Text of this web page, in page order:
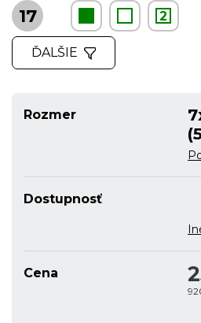
17 2
ĎALŠIE
Rozmer
Dostupnosť
Cena